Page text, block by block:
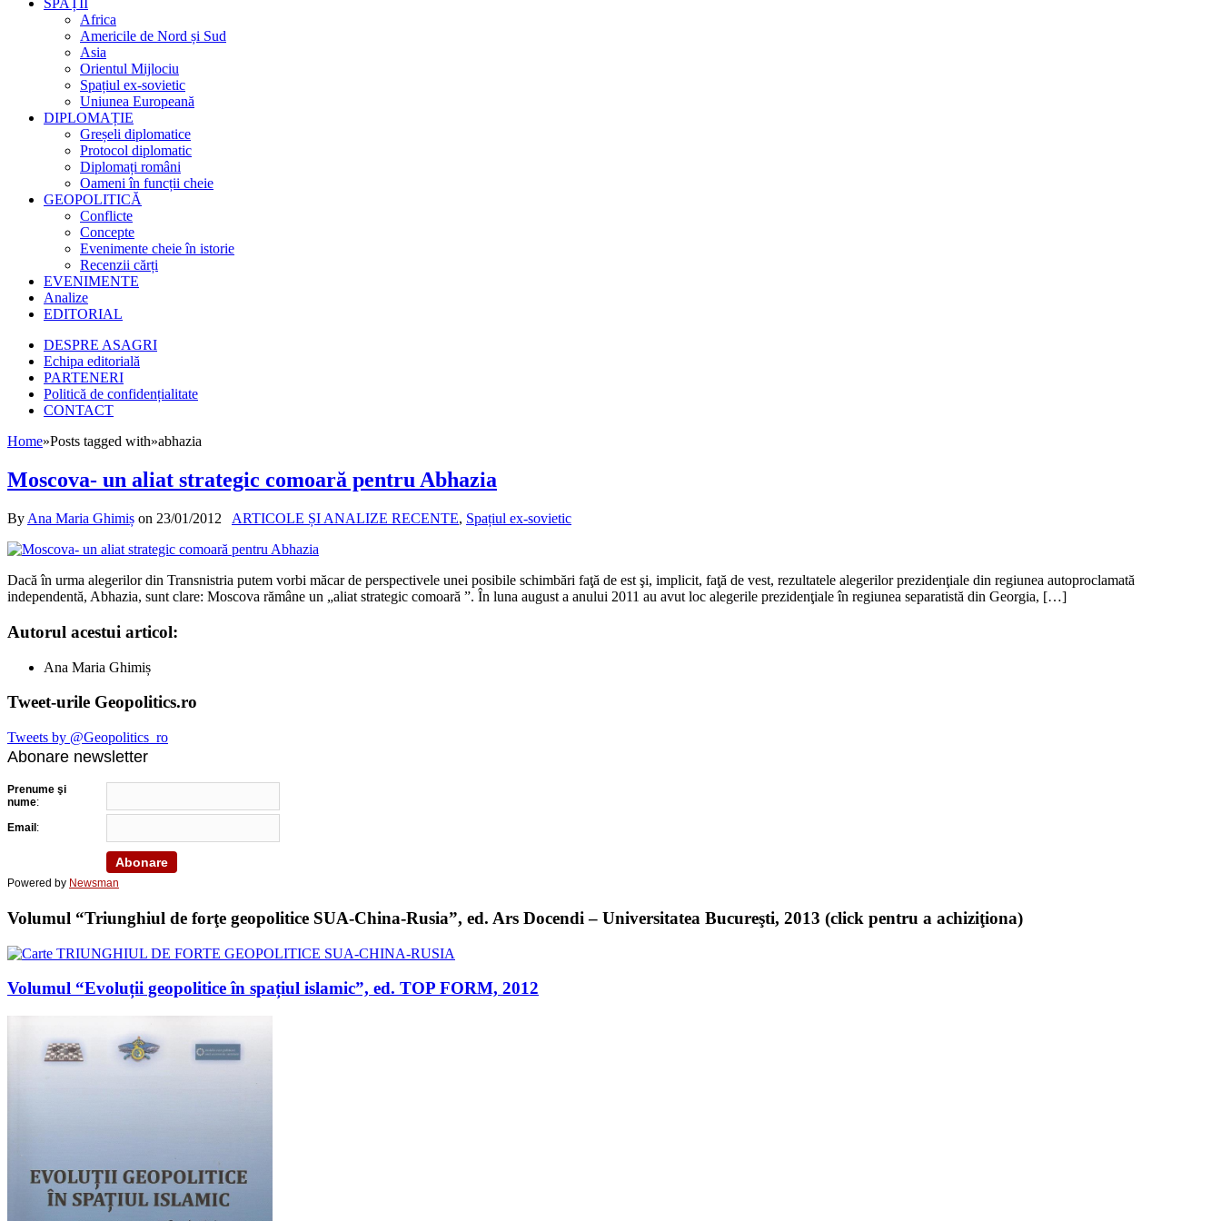
SPAȚII
Africa
Americile de Nord și Sud
Asia
Orientul Mijlociu
Spațiul ex-sovietic
Uniunea Europeană
DIPLOMAȚIE
Greșeli diplomatice
Protocol diplomatic
Diplomați români
Oameni în funcții cheie
GEOPOLITICĂ
Conflicte
Concepte
Evenimente cheie în istorie
Recenzii cărți
EVENIMENTE
Analize
EDITORIAL
DESPRE ASAGRI
Echipa editorială
PARTENERI
Politică de confidențialitate
CONTACT
Home»Posts tagged with»abhazia
Moscova- un aliat strategic comoară pentru Abhazia
By Ana Maria Ghimiș on 23/01/2012 ARTICOLE ȘI ANALIZE RECENTE, Spațiul ex-sovietic
Dacă în urma alegerilor din Transnistria putem vorbi măcar de perspectivele unei posibile schimbări faţă de est şi, implicit, faţă de vest, rezultatele alegerilor prezidenţiale din regiunea autoproclamată
independentă, Abhazia, sunt clare: Moscova rămâne un „aliat strategic comoară ”. În luna august a anului 2011 au avut loc alegerile prezidenţiale în regiunea separatistă din Georgia, […]
Autorul acestui articol:
Ana Maria Ghimiș
Tweet-urile Geopolitics.ro
Tweets by @Geopolitics_ro
Abonare newsletter
Prenume şi
nume:
Email :
Powered by Newsman
Volumul “Triunghiul de forţe geopolitice SUA-China-Rusia”, ed. Ars Docendi – Universitatea Bucureşti, 2013 (click pentru a achiziţiona)
Volumul “Evoluții geopolitice în spațiul islamic”, ed. TOP FORM, 2012